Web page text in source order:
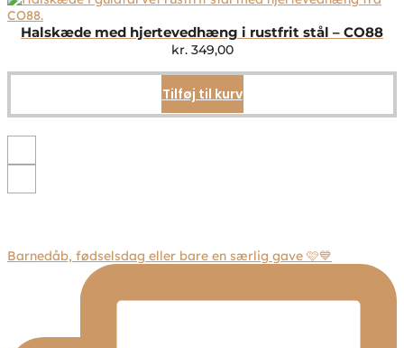
Mulighederne
på
Halskæde med hjertevedhæng i rustfrit stål – CO88
kr.349,00
Tilføj til kurv
Barnedåb, fødselsdag eller bare en særlig gave 🩷💙